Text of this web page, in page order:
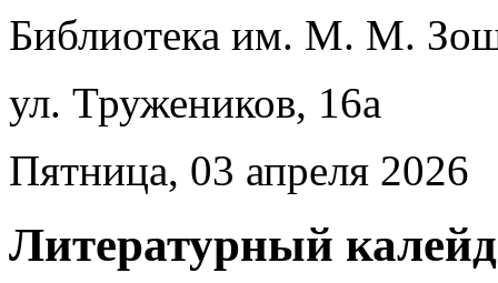
Библиотека им. М. М.
ул. Тружеников, 16а
Пятница, 03 апреля 2026
Литературный